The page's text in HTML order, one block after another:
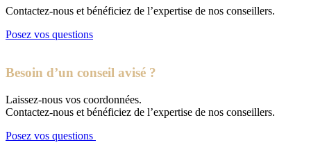
Contactez-nous et bénéficiez de l’expertise de nos conseillers.
Posez vos questions
Besoin d’un conseil avisé ?
Laissez-nous vos coordonnées.
Contactez-nous et bénéficiez de l’expertise de nos conseillers.
Posez vos questions